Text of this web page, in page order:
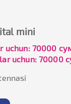
mini
uchun: 70000
uchun: 70000